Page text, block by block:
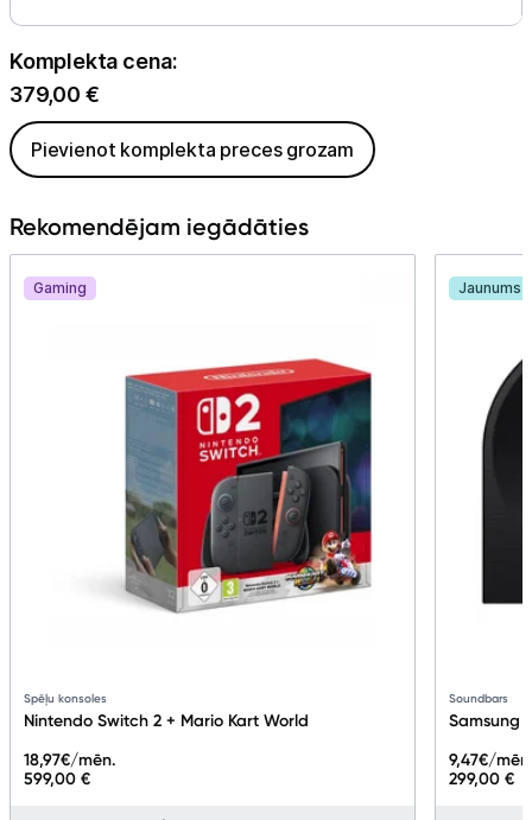
Komplekta cena:
379,00 €
Pievienot komplekta preces grozam
Rekomendējam iegādāties
Gaming
Spēļu konsoles
Nintendo Switch 2 + Mario Kart World
599,00 €
18,97€/mēn.
Jaunums
Soundbars
Samsung
299,00 €
9,47€/